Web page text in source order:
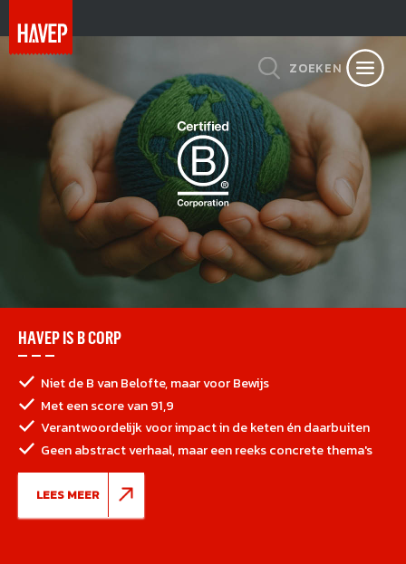
ZOEKEN
HAVEP IS B CORP
Niet de B van Belofte, maar voor Bewijs
Met een score van 91,9
Verantwoordelijk voor impact in de keten én daarbuiten
Geen abstract verhaal, maar een reeks concrete thema's
LEES MEER